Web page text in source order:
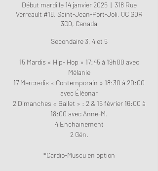
Début mardi le 14 janvier 2025
  |
318 Rue
Verreault #18, Saint-Jean-Port-Joli, QC G0R
3G0, Canada
Secondaire 3, 4 et 5
15 Mardis « Hip- Hop » 17:45 à 19h00 avec
Mélanie
17 Mercredis « Contemporain » 18:30 à 20:00
avec Éléonar
2 Dimanches « Ballet » : 2 & 16 février 16:00 à
18:00 avec Anne-M.
4 Enchainement
2 Gén.
*Cardio-Muscu en option